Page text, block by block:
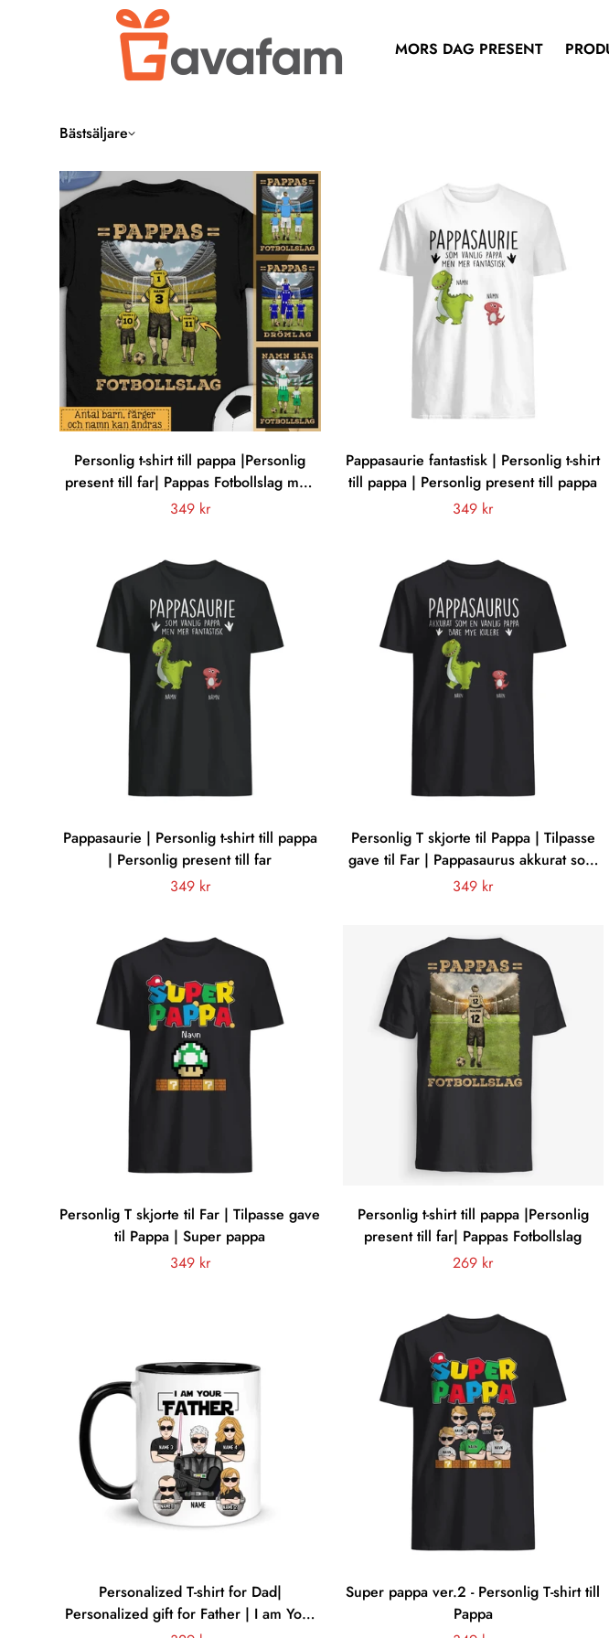
MORS DAG PRESENT
Bästsäljare
Personlig t-shirt till pappa |Personlig
present till far| Pappas Fotbollslag med
färg
Vanligt
349 kr
Pappasaurie fantastisk | Personlig t-shirt
till pappa | Personlig present till pappa
Vanligt
349 kr
Pappasaurie | Personlig t-shirt till pappa
| Personlig present till far
Vanligt
349 kr
Personlig T skjorte til Pappa | Tilpasse
gave til Far | Pappasaurus akkurat som
en vanlig Pappa bare mye kulere
Vanligt
349 kr
Personlig T skjorte til Far | Tilpasse gave
til Pappa | Super pappa
Vanligt
349 kr
Personlig t-shirt till pappa |Personlig
present till far| Pappas Fotbollslag
Vanligt
269 kr
Personalized T-shirt for Dad|
Personalized gift for Father | I am Your
Super pappa ver.2 - Personlig T-shirt till
Pappa